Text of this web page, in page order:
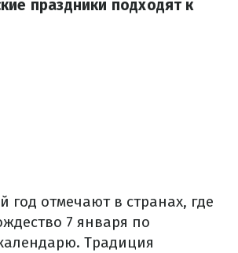
праздники подходят к
год отмечают в странах, где
7 января по
Традиция